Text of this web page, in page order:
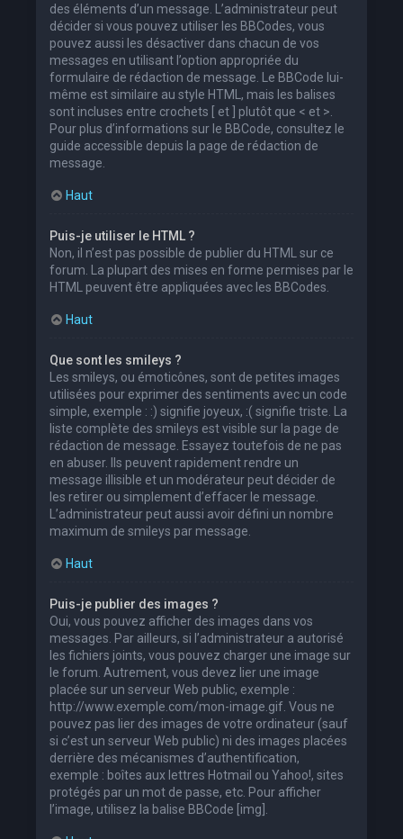
des éléments d’un message. L’administrateur peut
décider si vous pouvez utiliser les BBCodes, vous
pouvez aussi les désactiver dans chacun de vos
messages en utilisant l’option appropriée du
formulaire de rédaction de message. Le BBCode lui-
même est similaire au style HTML, mais les balises
sont incluses entre crochets [ et ] plutôt que < et >.
Pour plus d’informations sur le BBCode, consultez le
guide accessible depuis la page de rédaction de
message.
Haut
Puis-je utiliser le HTML ?
Non, il n’est pas possible de publier du HTML sur ce
forum. La plupart des mises en forme permises par le
HTML peuvent être appliquées avec les BBCodes.
Haut
Que sont les smileys ?
Les smileys, ou émoticônes, sont de petites images
utilisées pour exprimer des sentiments avec un code
simple, exemple : :) signifie joyeux, :( signifie triste. La
liste complète des smileys est visible sur la page de
rédaction de message. Essayez toutefois de ne pas
en abuser. Ils peuvent rapidement rendre un
message illisible et un modérateur peut décider de
les retirer ou simplement d’effacer le message.
L’administrateur peut aussi avoir défini un nombre
maximum de smileys par message.
Haut
Puis-je publier des images ?
Oui, vous pouvez afficher des images dans vos
messages. Par ailleurs, si l’administrateur a autorisé
les fichiers joints, vous pouvez charger une image sur
le forum. Autrement, vous devez lier une image
placée sur un serveur Web public, exemple :
http://www.exemple.com/mon-image.gif. Vous ne
pouvez pas lier des images de votre ordinateur (sauf
si c’est un serveur Web public) ni des images placées
derrière des mécanismes d’authentification,
exemple : boîtes aux lettres Hotmail ou Yahoo!, sites
protégés par un mot de passe, etc. Pour afficher
l’image, utilisez la balise BBCode [img].